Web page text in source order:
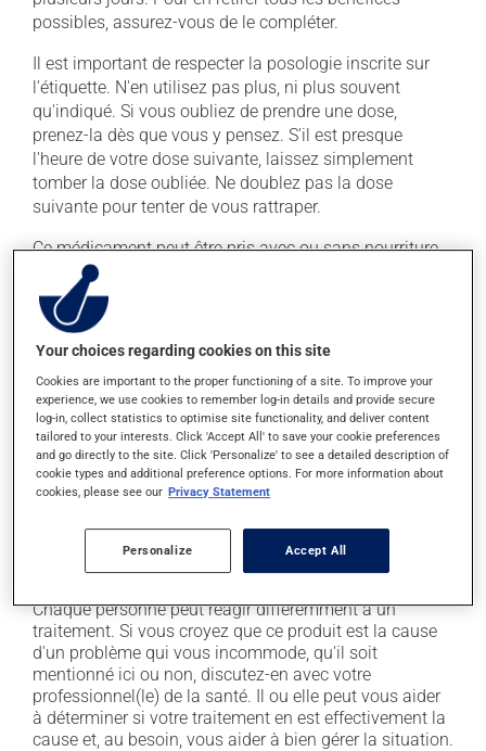
possibles, assurez-vous de le compléter.
Il est important de respecter la posologie inscrite sur
l'étiquette. N'en utilisez pas plus, ni plus souvent
qu'indiqué. Si vous oubliez de prendre une dose,
prenez-la dès que vous y pensez. S'il est presque
l'heure de votre dose suivante, laissez simplement
tomber la dose oubliée. Ne doublez pas la dose
suivante pour tenter de vous rattraper.
Ce médicament peut être pris avec ou sans nourriture.
Si toutefois il vous causait des problèmes d'estomac
(nausées ou irritation), la prise avec de la nourriture
pourrait vous aider à les soulager.
Effets indésirables
En plus de ses effets recherchés, ce produit peut à
l'occasion entraîner certains effets indésirables (effets
secondaires), notamment :
il peut donner des problèmes de digestion;
il peut causer des nausées et des vomissements.
Chaque personne peut réagir différemment à un
traitement. Si vous croyez que ce produit est la cause
d'un problème qui vous incommode, qu'il soit
mentionné ici ou non, discutez-en avec votre
professionnel(le) de la santé. Il ou elle peut vous aider
à déterminer si votre traitement en est effectivement la
cause et, au besoin, vous aider à bien gérer la situation.
Your choices regarding cookies on this site
Cookies are important to the proper functioning of a site. To improve your
experience, we use cookies to remember log-in details and provide secure
log-in, collect statistics to optimise site functionality, and deliver content
tailored to your interests. Click 'Accept All' to save your cookie preferences
and go directly to the site. Click 'Personalize' to see a detailed description of
cookie types and additional preference options. For more information about
cookies, please see our Privacy Statement
Personalize Accept All